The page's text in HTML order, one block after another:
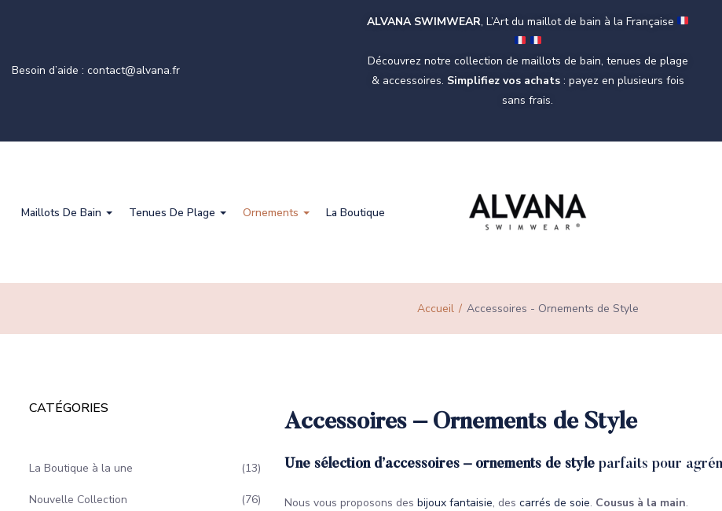
Besoin d’aide : contact@alvana.fr
ALVANA SWIMWEAR, L’Art du maillot de bain à la Française
Découvrez notre collection de maillots de bain, tenues de plage
& accessoires. Simplifiez vos achats: payez en plusieurs fois
sans frais.
Maillots De Bain Tenues De Plage Ornements La Boutique
Accueil Accessoires - Ornements de Style
CATÉGORIES
La Boutique à la une 13
Nouvelle Collection 76
Accessoires – Ornements de Style
Une sélection d’accessoires – ornements de style parfaits pour
Nous vous proposons des bijoux fantaisie, des carrés de soie. Cousus à la main.